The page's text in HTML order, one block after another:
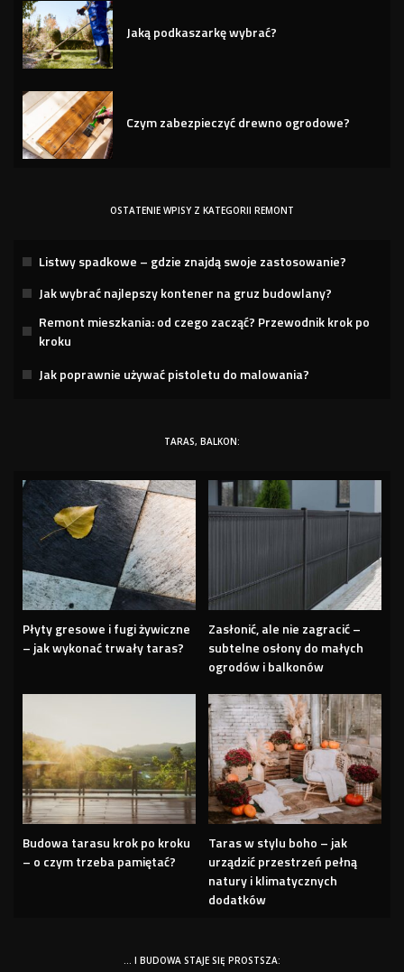
Jaką podkaszarkę wybrać?
Czym zabezpieczyć drewno ogrodowe?
OSTATENIE WPISY Z KATEGORII REMONT
Listwy spadkowe – gdzie znajdą swoje zastosowanie?
Jak wybrać najlepszy kontener na gruz budowlany?
Remont mieszkania: od czego zacząć? Przewodnik krok po
kroku
Jak poprawnie używać pistoletu do malowania?
TARAS, BALKON:
Płyty gresowe i fugi żywiczne
– jak wykonać trwały taras?
Zasłonić, ale nie zagracić –
subtelne osłony do małych
ogrodów i balkonów
Budowa tarasu krok po kroku
– o czym trzeba pamiętać?
Taras w stylu boho – jak
urządzić przestrzeń pełną
natury i klimatycznych
dodatków
… I BUDOWA STAJE SIĘ PROSTSZA: